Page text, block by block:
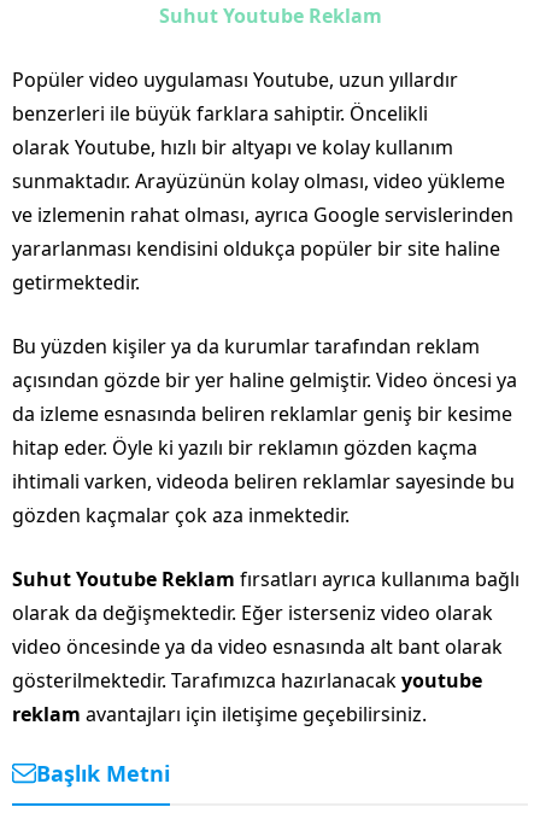
Suhut Youtube Reklam
Popüler video uygulaması Youtube, uzun yıllardır
benzerleri ile büyük farklara sahiptir. Öncelikli
olarak Youtube, hızlı bir altyapı ve kolay kullanım
sunmaktadır. Arayüzünün kolay olması, video yükleme
ve izlemenin rahat olması, ayrıca Google servislerinden
yararlanması kendisini oldukça popüler bir site haline
getirmektedir.
Bu yüzden kişiler ya da kurumlar tarafından reklam
açısından gözde bir yer haline gelmiştir. Video öncesi ya
da izleme esnasında beliren reklamlar geniş bir kesime
hitap eder. Öyle ki yazılı bir reklamın gözden kaçma
ihtimali varken, videoda beliren reklamlar sayesinde bu
gözden kaçmalar çok aza inmektedir.
Suhut Youtube Reklam fırsatları ayrıca kullanıma bağlı
olarak da değişmektedir. Eğer isterseniz video olarak
video öncesinde ya da video esnasında alt bant olarak
gösterilmektedir. Tarafımızca hazırlanacakyoutube
reklam avantajları için iletişime geçebilirsiniz.
Başlık Metni